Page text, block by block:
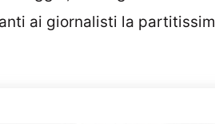
ai giornalisti la